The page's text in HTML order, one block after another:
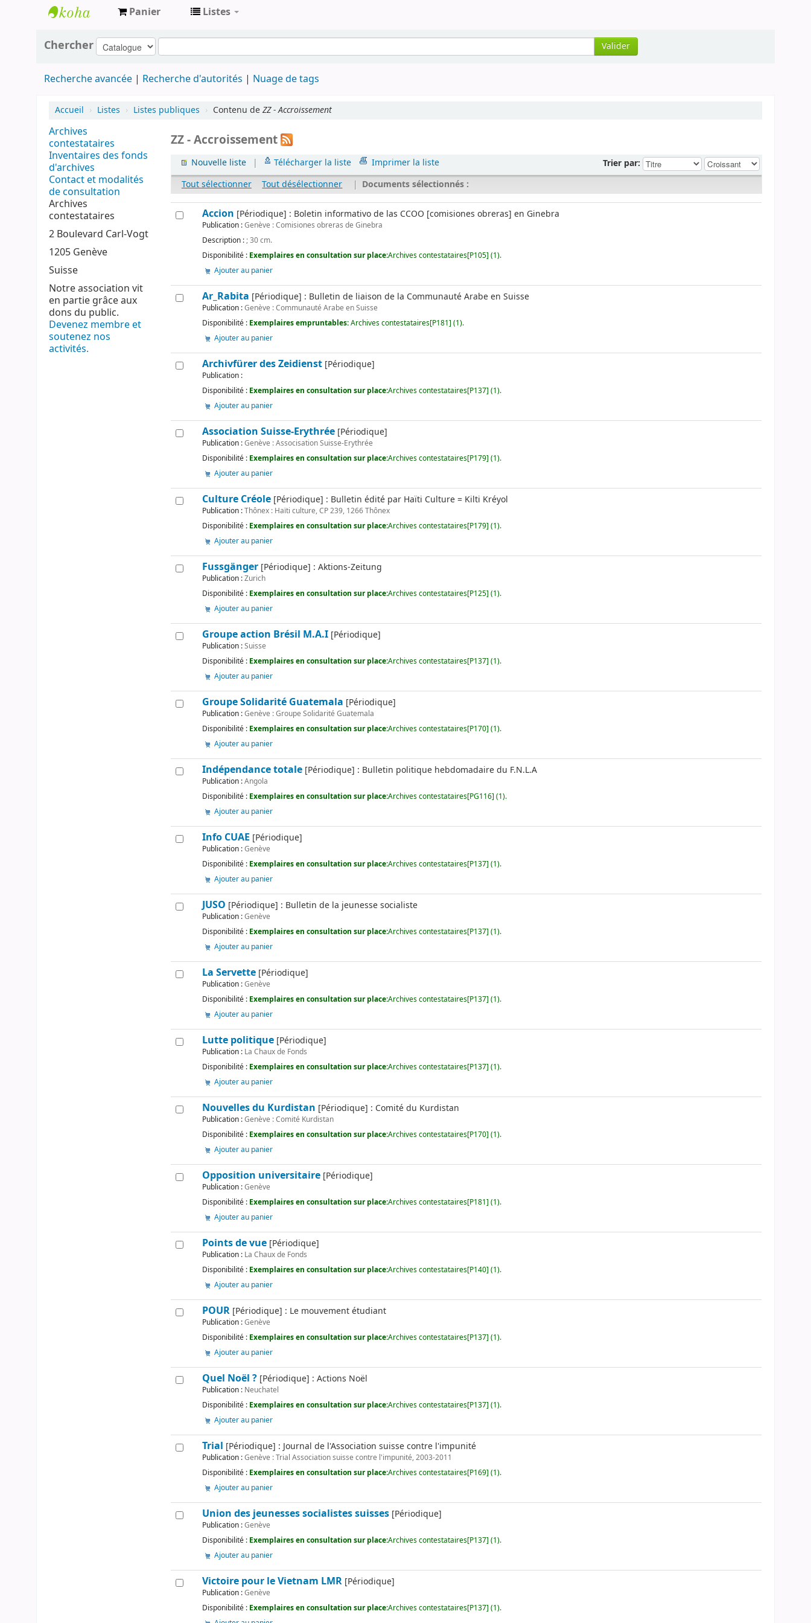
Archives
contestataires
Panier Listes
Chercher Valider
Recherche avancée Recherche d'autorités Nuage de tags
Accueil › Listes › Listes publiques › Contenu deZZ - Accroissement
Archives
contestataires
Inventaires des fonds
d'archives
Contact et modalités
de consultation
Archives
contestataires
2 Boulevard Carl-Vogt
1205 Genève
Suisse
Notre association vit
en partie grâce aux
dons du public.
Devenez membre et
soutenez nos
activités.
ZZ - Accroissement
Nouvelle liste | Télécharger la liste Imprimer la liste
Trier par:
Tout sélectionner
Tout désélectionner | Documents sélectionnés :
Accion [Périodique] : Boletin informativo de las CCOO [comisiones obreras] en Ginebra
Publication :Genève : Comisiones obreras de Ginebra
Description :; 30 cm.
Disponibilité : Exemplaires en consultation sur place:Archives contestataires[P105] (1).
Ajouter au panier
Ar_Rabita [Périodique] : Bulletin de liaison de la Communauté Arabe en Suisse
Publication :Genève : Communauté Arabe en Suisse
Disponibilité : Exemplaires empruntables:Archives contestataires[P181] (1).
Ajouter au panier
Archivfürer des Zeidienst [Périodique]
Publication :
Disponibilité : Exemplaires en consultation sur place:Archives contestataires[P137] (1).
Ajouter au panier
Association Suisse-Erythrée [Périodique]
Publication :Genève : Associsation Suisse-Erythrée
Disponibilité : Exemplaires en consultation sur place:Archives contestataires[P179] (1).
Ajouter au panier
Culture Créole [Périodique] : Bulletin édité par Haïti Culture = Kilti Kréyol
Publication :Thônex : Haïti culture, CP 239, 1266 Thônex
Disponibilité : Exemplaires en consultation sur place:Archives contestataires[P179] (1).
Ajouter au panier
Fussgänger [Périodique] : Aktions-Zeitung
Publication :Zurich
Disponibilité : Exemplaires en consultation sur place:Archives contestataires[P125] (1).
Ajouter au panier
Groupe action Brésil M.A.I [Périodique]
Publication :Suisse
Disponibilité : Exemplaires en consultation sur place:Archives contestataires[P137] (1).
Ajouter au panier
Groupe Solidarité Guatemala [Périodique]
Publication :Genève : Groupe Solidarité Guatemala
Disponibilité : Exemplaires en consultation sur place:Archives contestataires[P170] (1).
Ajouter au panier
Indépendance totale [Périodique] : Bulletin politique hebdomadaire du F.N.L.A
Publication :Angola
Disponibilité : Exemplaires en consultation sur place:Archives contestataires[PG116] (1).
Ajouter au panier
Info CUAE [Périodique]
Publication :Genève
Disponibilité : Exemplaires en consultation sur place:Archives contestataires[P137] (1).
Ajouter au panier
JUSO [Périodique] : Bulletin de la jeunesse socialiste
Publication :Genève
Disponibilité : Exemplaires en consultation sur place:Archives contestataires[P137] (1).
Ajouter au panier
La Servette [Périodique]
Publication :Genève
Disponibilité : Exemplaires en consultation sur place:Archives contestataires[P137] (1).
Ajouter au panier
Lutte politique [Périodique]
Publication : La Chaux de Fonds
Disponibilité : Exemplaires en consultation sur place:Archives contestataires[P137] (1).
Ajouter au panier
Nouvelles du Kurdistan [Périodique] : Comité du Kurdistan
Publication :Genève : Comité Kurdistan
Disponibilité : Exemplaires en consultation sur place:Archives contestataires[P170] (1).
Ajouter au panier
Opposition universitaire [Périodique]
Publication :Genève
Disponibilité : Exemplaires en consultation sur place:Archives contestataires[P181] (1).
Ajouter au panier
Points de vue [Périodique]
Publication : La Chaux de Fonds
Disponibilité : Exemplaires en consultation sur place:Archives contestataires[P140] (1).
Ajouter au panier
POUR [Périodique] : Le mouvement étudiant
Publication :Genève
Disponibilité : Exemplaires en consultation sur place:Archives contestataires[P137] (1).
Ajouter au panier
Quel Noël ? [Périodique] : Actions Noël
Publication : Neuchatel
Disponibilité : Exemplaires en consultation sur place:Archives contestataires[P137] (1).
Ajouter au panier
Trial [Périodique] : Journal de l'Association suisse contre l'impunité
Publication :Genève : Trial Association suisse contre l'impunité, 2003-2011
Disponibilité : Exemplaires en consultation sur place:Archives contestataires[P169] (1).
Ajouter au panier
Union des jeunesses socialistes suisses [Périodique]
Publication :Genève
Disponibilité : Exemplaires en consultation sur place:Archives contestataires[P137] (1).
Ajouter au panier
Victoire pour le Vietnam LMR [Périodique]
Publication :Genève
Disponibilité : Exemplaires en consultation sur place:Archives contestataires[P137] (1).